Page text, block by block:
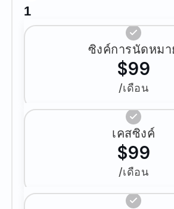
1
ซิงค์การนัดหมา
$99
/เดือน
เคสซิงค์
$99
/เดือน